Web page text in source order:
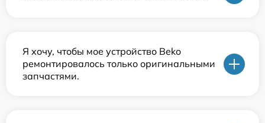
Я хочу, чтобы мое устройство Beko
ремонтировалось только оригинальными
запчастями.